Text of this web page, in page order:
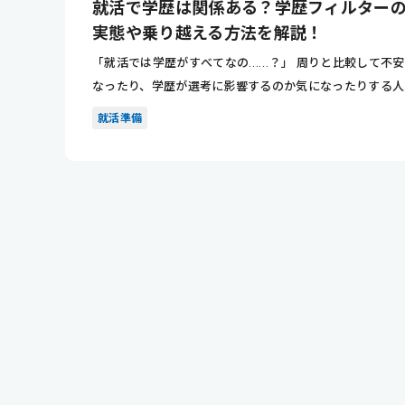
就活で学歴は関係ある？学歴フィルターの
実態や乗り越える方法を解説！
「就活では学歴がすべてなの……？」 周りと比較して不
なったり、学歴が選考に影響するのか気になったりする人
少なくあり...
就活準備